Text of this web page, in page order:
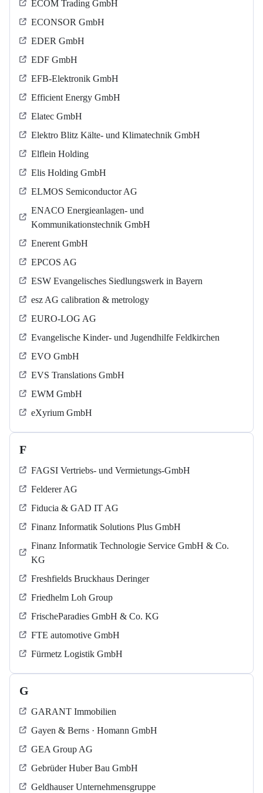
ECOM Trading GmbH
ECONSOR GmbH
EDER GmbH
EDF GmbH
EFB-Elektronik GmbH
Efficient Energy GmbH
Elatec GmbH
Elektro Blitz Kälte- und Klimatechnik GmbH
Elflein Holding
Elis Holding GmbH
ELMOS Semiconductor AG
ENACO Energieanlagen- und
Kommunikationstechnik GmbH
Enerent GmbH
EPCOS AG
ESW Evangelisches Siedlungswerk in Bayern
esz AG calibration & metrology
EURO-LOG AG
Evangelische Kinder- und Jugendhilfe Feldkirchen
EVO GmbH
EVS Translations GmbH
EWM GmbH
eXyrium GmbH
F
FAGSI Vertriebs- und Vermietungs-GmbH
Felderer AG
Fiducia & GAD IT AG
Finanz Informatik Solutions Plus GmbH
Finanz Informatik Technologie Service GmbH & Co.
KG
Freshfields Bruckhaus Deringer
Friedhelm Loh Group
FrischeParadies GmbH & Co. KG
FTE automotive GmbH
Fürmetz Logistik GmbH
G
GARANT Immobilien
Gayen & Berns · Homann GmbH
GEA Group AG
Gebrüder Huber Bau GmbH
Geldhauser Unternehmensgruppe